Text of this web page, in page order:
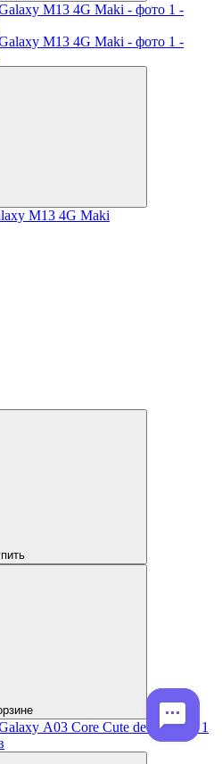
M13 4G Maki